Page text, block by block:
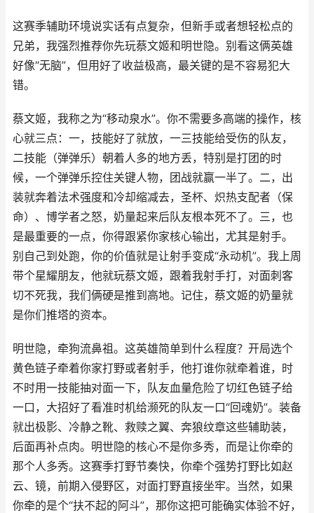
这赛季辅助环境说实话有点复杂，但新手或者想轻松点的
兄弟，我强烈推荐你先玩蔡文姬和明世隐。别看这俩英雄
好像“无脑”，但用好了收益极高，最关键的是不容易犯大
错。
蔡文姬，我称之为“移动泉水”。你不需要多高端的操作，核
心就三点：一，技能好了就放，一三技能给受伤的队友，
二技能（弹弹乐）朝着人多的地方丢，特别是打团的时
候，一个弹弹乐控住关键人物，团战就赢一半了。二，出
装就奔着法术强度和冷却缩减去，圣杯、炽热支配者（保
命）、博学者之怒，奶量起来后队友根本死不了。三，也
是最重要的一点，你得跟紧你家核心输出，尤其是射手。
别自己到处跑，你的价值就是让射手变成“永动机”。我上周
带个星耀朋友，他就玩蔡文姬，跟着我射手打，对面刺客
切不死我，我们俩硬是推到高地。记住，蔡文姬的奶量就
是你们推塔的资本。
明世隐，牵狗流鼻祖。这英雄简单到什么程度？开局选个
黄色链子牵着你家打野或者射手，他打谁你就牵着谁，时
不时用一技能抽对面一下，队友血量危险了切红色链子给
一口，大招好了看准时机给濒死的队友一口“回魂奶”。装备
就出极影、冷静之靴、救赎之翼、奔狼纹章这些辅助装，
后面再补点肉。明世隐的核心不是你多秀，而是让你牵的
那个人多秀。这赛季打野节奏快，你牵个强势打野比如赵
云、镜，前期入侵野区，对面打野直接坐牢。当然，如果
你牵的是个“扶不起的阿斗”，那你这把可能确实体验不好，